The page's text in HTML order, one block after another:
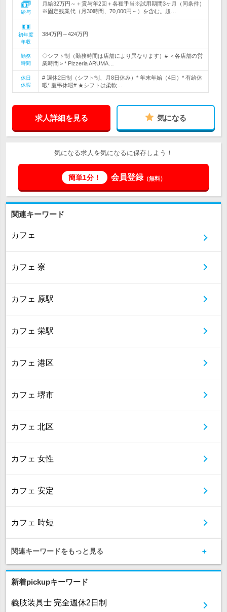
給与
月給32万円～＋賞与年2回＋各種手当※試用期間3ヶ月（同条件）
※固定残業代（月30時間、70,000円～）を含む。超…
初年度
年収
384万円～424万円
勤務
時間
◇シフト制（勤務時間は店舗により異なります）# ＜各店舗の営
業時間＞* Pizzeria ARUMA…
休日
休暇
# 週休2日制（シフト制、月8日休み）* 年末年始（4日）* 有給休
暇* 慶弔休暇# ★シフトは柔軟…
求人詳細を見る 気になる
気になる求人を気になるに保存しよう！
簡単1分！ 会員登録（無料）
関連キーワード
カフェ
カフェ 寮
カフェ 原駅
カフェ 栄駅
カフェ 港区
カフェ 堺市
カフェ 北区
カフェ 女性
カフェ 安定
カフェ 時短
関連キーワードをもっと見る
新着pickupキーワード
義肢装具士 完全週休2日制